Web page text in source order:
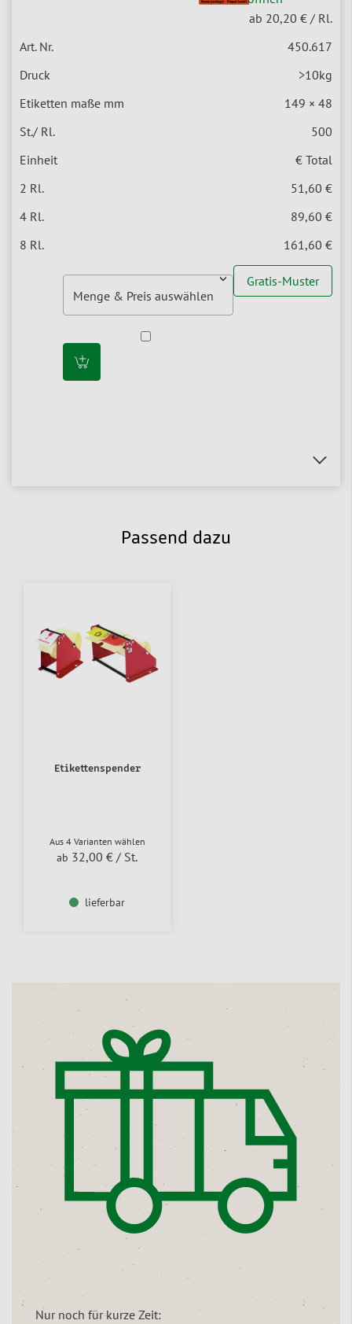
ab 20,20 € / Rl.
450.617
>10kg
149 × 48
500
€ Total
51,60 €
89,60 €
161,60 €
Gratis-Muster
Passend dazu
Etikettenspender
Aus 4 Varianten wählen
ab 32,00 € / St.
lieferbar
Nur noch für kurze Zeit: